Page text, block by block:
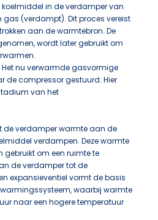
in de verdamper van
gas (verdampt). Dit proces vereist
aan de warmtebron. De
wordt later gebruikt om
Het nu verwarmde gasvormige
de compressor gestuurd. Hier
van het
de verdamper warmte aan de
verdampen. Deze warmte
gebruikt om een ruimte te
de verdamper tot de
expansieventiel vormt de basis
waarbij warmte
naar een hogere temperatuur